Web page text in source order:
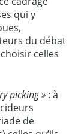
qui y
du débat
celles
picking » : à
de